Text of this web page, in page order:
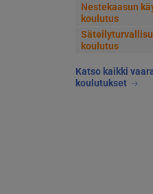
Nestekaasun
koulutus
koulutus
Katso kaikki
koulutukset